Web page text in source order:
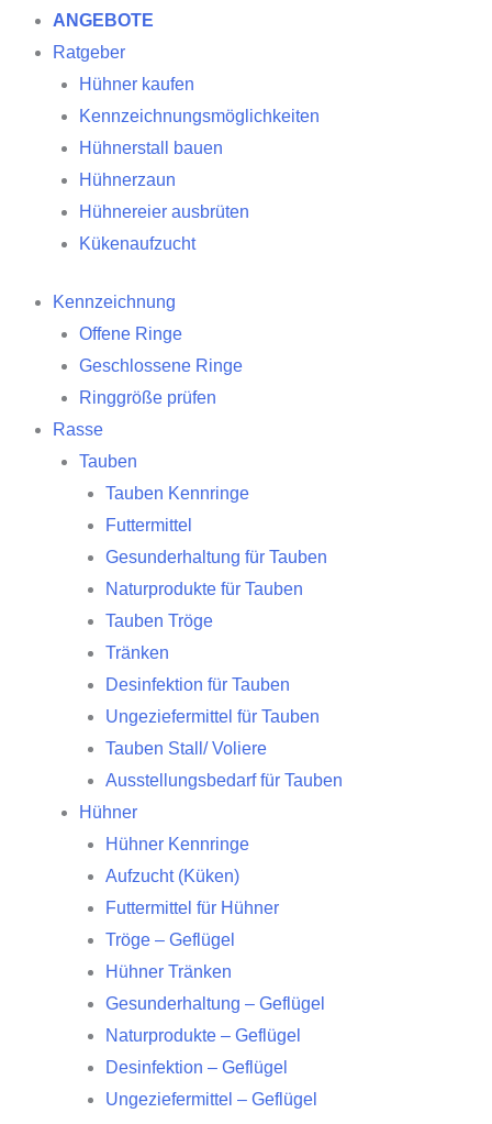
ANGEBOTE
Ratgeber
Hühner kaufen
Kennzeichnungsmöglichkeiten
Hühnerstall bauen
Hühnerzaun
Hühnereier ausbrüten
Kükenaufzucht
Kennzeichnung
Offene Ringe
Geschlossene Ringe
Ringgröße prüfen
Rasse
Tauben
Tauben Kennringe
Futtermittel
Gesunderhaltung für Tauben
Naturprodukte für Tauben
Tauben Tröge
Tränken
Desinfektion für Tauben
Ungeziefermittel für Tauben
Tauben Stall/ Voliere
Ausstellungsbedarf für Tauben
Hühner
Hühner Kennringe
Aufzucht (Küken)
Futtermittel für Hühner
Tröge – Geflügel
Hühner Tränken
Gesunderhaltung – Geflügel
Naturprodukte – Geflügel
Desinfektion – Geflügel
Ungeziefermittel – Geflügel